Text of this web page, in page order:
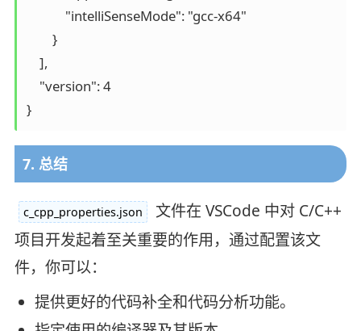
            "intelliSenseMode": "gcc-x64"
        }
    ],
    "version": 4
}
7. 总结
c_cpp_properties.json
文件在 VSCode 中对 C/C++
项目开发起着至关重要的作用，通过配置该文
件，你可以：
提供更好的代码补全和代码分析功能。